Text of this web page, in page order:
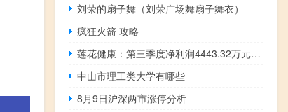
刘荣的扇子舞（刘荣广场舞扇子舞衣）
疯狂火箭 攻略
莲花健康：第三季度净利润4443.32万元 同比增162.82%
中山市理工类大学有哪些
8月9日沪深两市涨停分析